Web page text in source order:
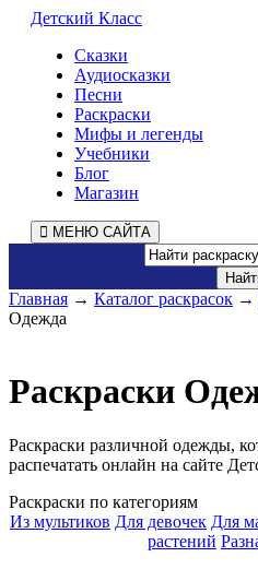
Детский Класс
Сказки
Аудиосказки
Песни
Раскраски
Мифы и легенды
Учебники
Блог
Магазин
МЕНЮ САЙТА
Главная → Каталог раскрасок →
Одежда
Раскраски
Раскраски различной одежды,
распечатать онлайн на сайте
Раскраски по категориям
Из мультиков Для девочек Для
растений